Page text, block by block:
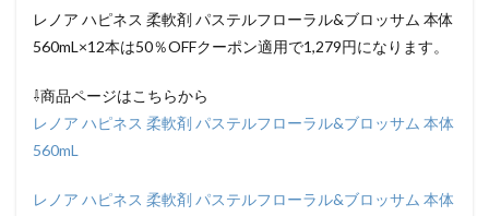
レノア ハピネス 柔軟剤 パステルフローラル&ブロッサム 本体
560mL×12本は50％OFFクーポン適用で1,279円になります。
⇩商品ページはこちらから
レノア ハピネス 柔軟剤 パステルフローラル&ブロッサム 本体
560mL
レノア ハピネス 柔軟剤 パステルフローラル&ブロッサム 本体